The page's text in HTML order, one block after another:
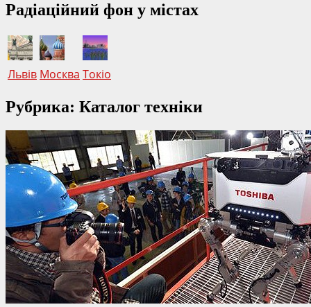
Радіаційний фон у містах
Львів Москва Токіо
Рубрика: Каталог техніки